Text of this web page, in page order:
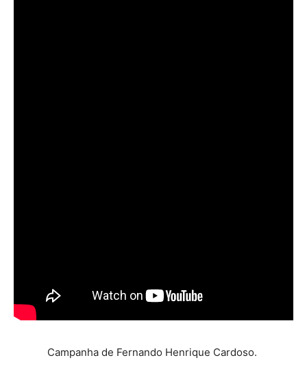
Campanha de Fernando Henrique Cardoso.